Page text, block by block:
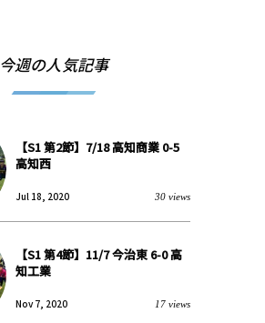
今週の人気記事
【S1 第2節】7/18 高知商業 0-5
高知西
Jul 18, 2020 30 views
【S1 第4節】11/7 今治東 6-0 高
知工業
Nov 7, 2020 17 views